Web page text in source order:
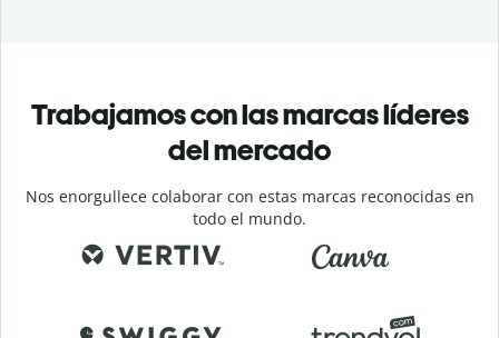
Trabajamos con las marcas líderes
del mercado
Nos enorgullece colaborar con estas marcas reconocidas en
todo el mundo.